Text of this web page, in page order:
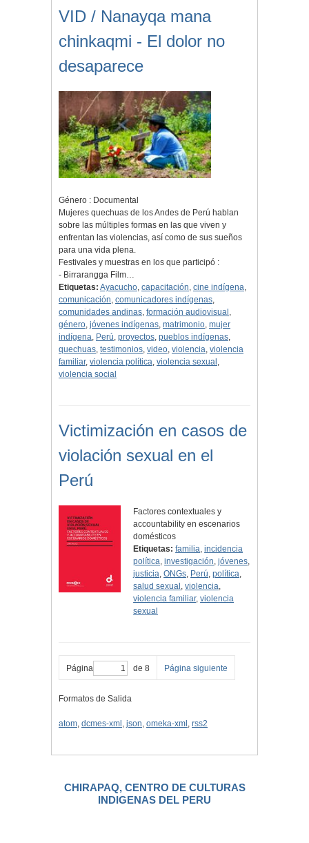
VID / Nanayqa mana
chinkaqmi - El dolor no
desaparece
Género : Documental
Mujeres quechuas de los Andes de Perú hablan
sobre las múltiples formas en las que viven y
enfrentan las violencias, así como de sus sueños
para una vida plena.
Festivales y muestras en los que participó :
- Birrarangga Film…
Etiquetas: Ayacucho, capacitación, cine indígena,
comunicación, comunicadores indígenas,
comunidades andinas, formación audiovisual ,
género, jóvenes indígenas, matrimonio, mujer
indígena, Perú, proyectos, pueblos indígenas,
quechuas, testimonios, video, violencia, violencia
familiar, violencia política, violencia sexual ,
violencia social
Victimización en casos de
violación sexual en el
Perú
Factores contextuales y
accountability en escenarios
domésticos
Etiquetas: familia,incidencia
política,investigación,jóvenes,
justicia,ONGs, Perú,política,
salud sexual ,violencia,
violencia familiar,violencia
sexual
Página de 8 Página siguiente
Formatos de Salida
atom, dcmes-xml , json, omeka-xml , rss2
CHIRAPAQ, CENTRO DE CULTURAS
INDIGENAS DEL PERU